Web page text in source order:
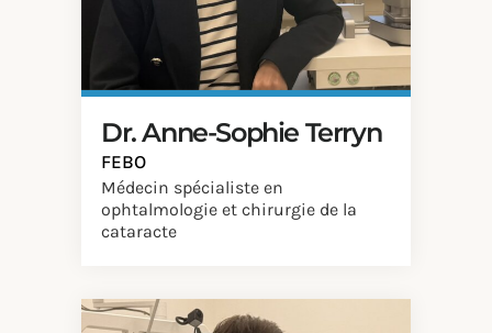
Dr. Anne-Sophie Terryn
FEBO
Médecin spécialiste en
ophtalmologie et chirurgie de la
cataracte